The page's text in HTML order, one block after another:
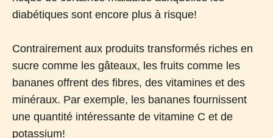
diabétiques sont encore plus à risque!
Contrairement aux produits transformés riches en
sucre comme les gâteaux, les fruits comme les
bananes offrent des fibres, des vitamines et des
minéraux. Par exemple, les bananes fournissent
une quantité intéressante de vitamine C et de
potassium!